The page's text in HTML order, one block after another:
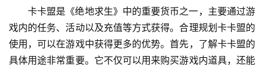
卡卡盟是《绝地求生》中的重要货币之一，主要通过游
戏内的任务、活动以及充值等方式获得。合理规划卡卡盟的
使用，可以在游戏中获得更多的优势。首先，了解卡卡盟的
具体用途非常重要。它不仅可以用来购买游戏内道具，还能